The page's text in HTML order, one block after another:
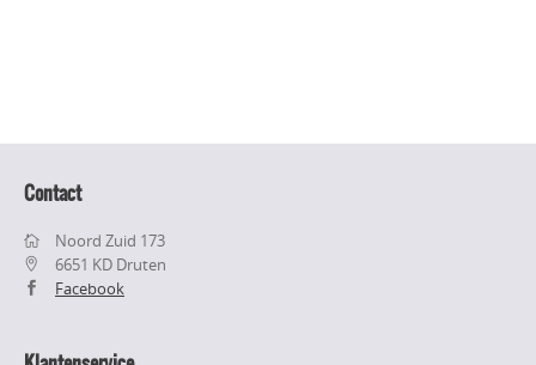
Contact
Noord Zuid 173
6651 KD Druten
Facebook